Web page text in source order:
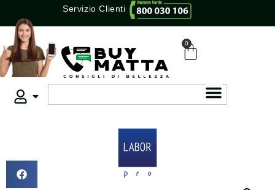
Servizio Clienti
0